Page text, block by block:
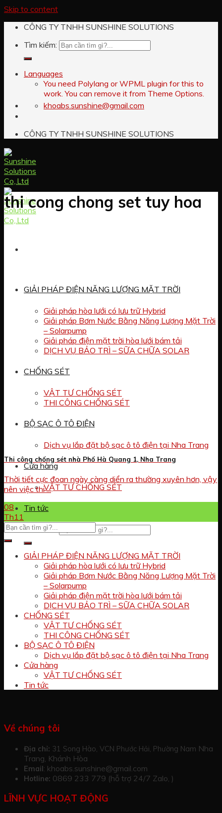
Skip to content
CÔNG TY TNHH SUNSHINE SOLUTIONS
Tìm kiếm:
Languages
You need Polylang or WPML plugin for this to
work. You can remove it from Theme Options.
khoabs.sunshine@gmail.com
CÔNG TY TNHH SUNSHINE SOLUTIONS
GIẢI PHÁP ĐIỆN NĂNG LƯỢNG MẶT TRỜI
Giải pháp hòa lưới có lưu trữ Hybrid
Giải pháp Bơm Nước Bằng Năng Lượng Mặt Trời
– Solarpump
Giải pháp điện mặt trời hòa lưới bám tải
DỊCH VỤ BẢO TRÌ – SỮA CHỮA SOLAR
CHỐNG SÉT
VẬT TƯ CHỐNG SÉT
THI CÔNG CHỐNG SÉT
BỘ SẠC Ô TÔ ĐIỆN
Dịch vụ lắp đặt bộ sạc ô tô điện tại Nha Trang
Cửa hàng
VẬT TƯ CHỐNG SÉT
Tin tức
Tìm kiếm:
thi cong chong set tuy hoa
Thi công chống sét nhà Phố Hà Quang 1, Nha Trang
Thời tiết cực đoan ngày càng diển ra thường xuyên hơn, vậy
nên việc thi ...
08
Th11
GIẢI PHÁP ĐIỆN NĂNG LƯỢNG MẶT TRỜI
Giải pháp hòa lưới có lưu trữ Hybrid
Giải pháp Bơm Nước Bằng Năng Lượng Mặt Trời
– Solarpump
Giải pháp điện mặt trời hòa lưới bám tải
DỊCH VỤ BẢO TRÌ – SỮA CHỮA SOLAR
CHỐNG SÉT
VẬT TƯ CHỐNG SÉT
THI CÔNG CHỐNG SÉT
BỘ SẠC Ô TÔ ĐIỆN
Dịch vụ lắp đặt bộ sạc ô tô điện tại Nha Trang
Cửa hàng
VẬT TƯ CHỐNG SÉT
Tin tức
Về chúng tôi
Địa chỉ: 31 Song Hào, VCN Phước Hải, Phường Nam Nha
Trang, Khánh Hòa
Email: khoabs.sunshine@gmail.com
Hotline: 0869 233 779 (hỗ trợ 24/7 Zalo, )
LĨNH VỰC HOẠT ĐỘNG